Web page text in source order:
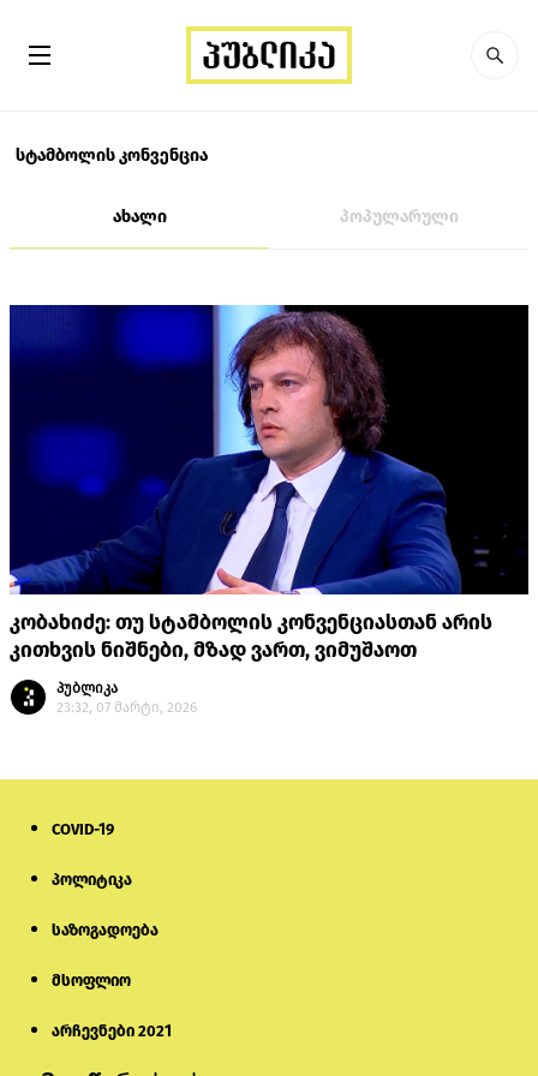
სტამბოლის კონვენცია
ახალი პოპულარული
კობახიძე: თუ სტამბოლის კონვენციასთან არის
კითხვის ნიშნები, მზად ვართ, ვიმუშაოთ
პუბლიკა
23:32, 07 მარტი, 2026
COVID-19
პოლიტიკა
საზოგადოება
მსოფლიო
არჩევნები 2021